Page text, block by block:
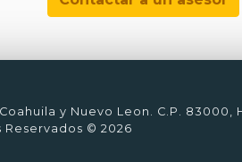
y Nuevo Leon. C.P. 83000,
Reservados © 2026